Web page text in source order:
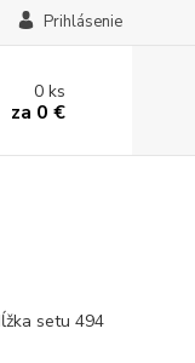
Prihlásenie
0ks
za 0 €
setu 494